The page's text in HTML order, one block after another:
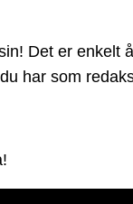
Det er enkelt
har som